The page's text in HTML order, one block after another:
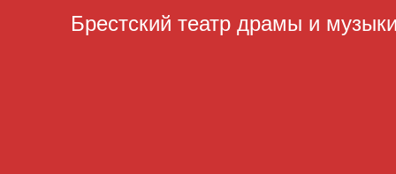
Брестский театр драмы и